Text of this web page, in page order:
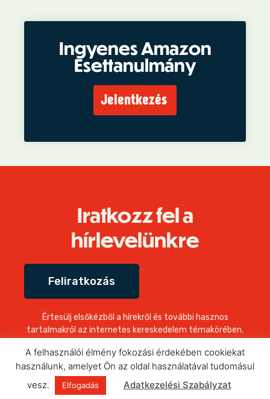
Ingyenes Amazon
Esettanulmány
Jelentkezés
Iratkozz fel a
hírlevelünkre
Feliratkozás
Értesülj elsőkézből a hírekről és további hasznos
tartalmakról az internetes kereskedelem témakörében.
A felhasználói élmény fokozási érdekében cookiekat
használunk, amelyet Ön az oldal használatával tudomásul
vesz.
Elfogadás Adatkezelési Szabályzat